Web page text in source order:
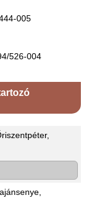
005
526-004